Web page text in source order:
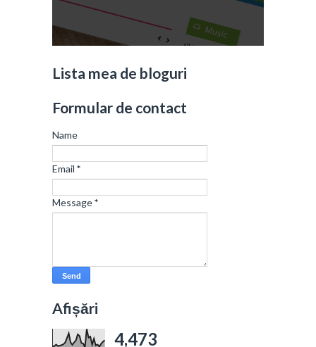
Lista mea de bloguri
Formular de contact
Name
Email *
Message*
Afișări
4,473